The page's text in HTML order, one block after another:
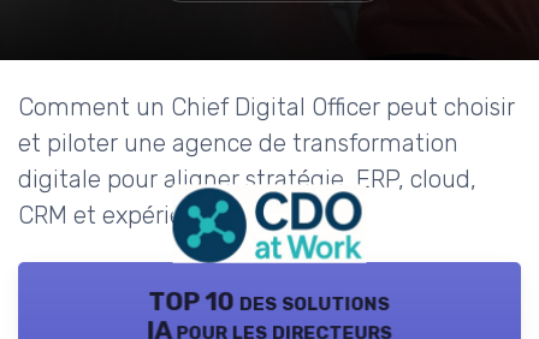
Comment un Chief Digital Officer peut choisir
et piloter une agence de transformation
digitale pour aligner stratégie, ERP, cloud,
CRM et expérience client.
TOP 10 des solutions
IA pour les directeurs